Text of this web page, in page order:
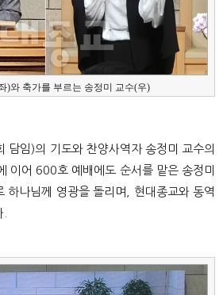
)와 축가를 부르는 송정미 교수(우)
담임)의 기도와 찬양사역자 송정미 교수의
이어 600호 예배에도 순서를 맡은 송정미
하나님께 영광을 돌리며, 현대종교와 동역